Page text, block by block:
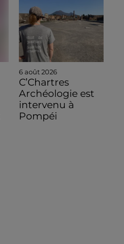
6 août 2026
C’Chartres
Archéologie est
intervenu à
Pompéi